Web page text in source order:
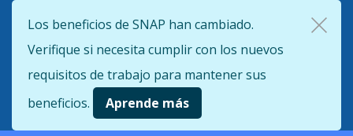
to
main
content
Los beneficios de SNAP han cambiado.
Verifique si necesita cumplir con los nuevos
requisitos de trabajo para mantener sus
beneficios.
Aprende más